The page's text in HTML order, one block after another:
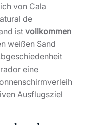
von Cala
de
ist vollkommen
weißen Sand
eine
Ausflugsziel